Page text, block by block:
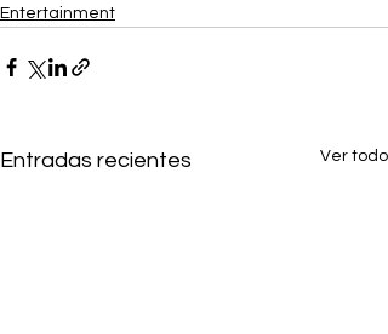
Entertainment
Entradas recientes Ver todo